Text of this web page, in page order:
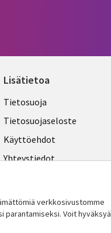
Lisätietoa
Legal
FINLAND
Tietosuoja
Tietosuojaseloste
Käyttöehdot
Yhteystiedot
verkkosivustomme
parantamiseksi. Voit hyväksyä